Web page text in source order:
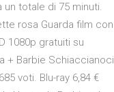
totale di 75 minuti.
rosa Guarda film con
1080p gratuiti su
+ Barbie Schiaccianoci
voti. Blu-ray 6,84 €